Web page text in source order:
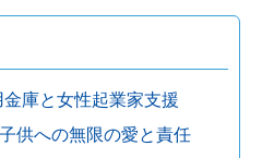
庫と女性起業家支援
供への無限の愛と責任